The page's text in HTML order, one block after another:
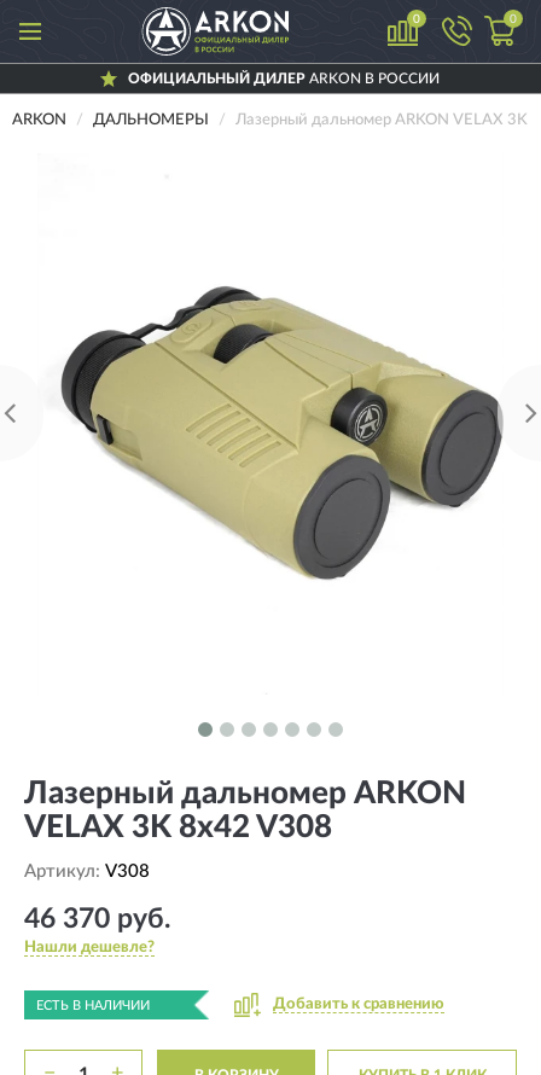
0 0
ОФИЦИАЛЬНЫЙ ДИЛЕРARKON В РОССИИ
ARKON ДАЛЬНОМЕРЫ Лазерный дальномер ARKON VELAX 3K
Лазерный дальномер ARKON
VELAX 3K 8x42 V308
Артикул: V308
46 370 руб.
Нашли дешевле?
ЕСТЬ В НАЛИЧИИ Добавить к сравнению